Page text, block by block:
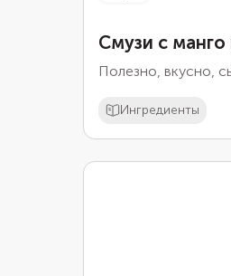
Смузи с
Полезно, вкусно,
Ингредиенты